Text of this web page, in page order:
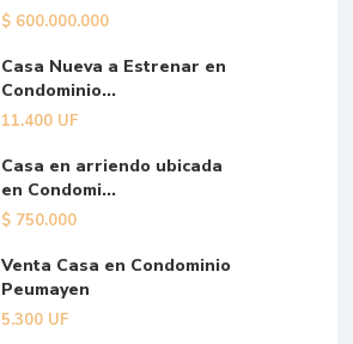
$ 600.000.000
Casa Nueva a Estrenar en
Condominio...
11.400 UF
Casa en arriendo ubicada
en Condomi...
$ 750.000
Venta Casa en Condominio
Peumayen
5.300 UF